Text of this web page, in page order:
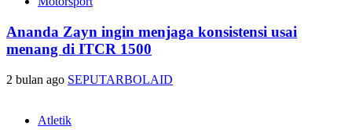
Ananda Zayn ingin menjaga konsistensi usai
menang di ITCR 1500
2 bulan ago SEPUTARBOLAID
Atletik